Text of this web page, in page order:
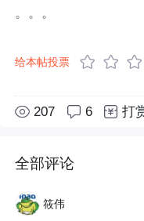
。。。
给本帖投票
207 6 打
全部评论
筱伟